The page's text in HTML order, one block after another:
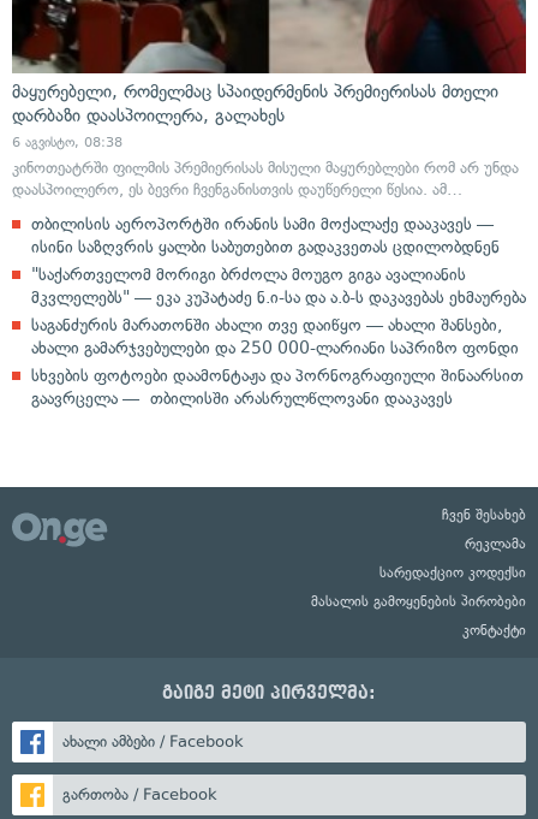
მაყურებელი, რომელმაც სპაიდერმენის პრემიერისას მთელი
დარბაზი დაასპოილერა, გალახეს
6 აგვისტო, 08:38
კინოთეატრში ფილმის პრემიერისას მისული მაყურებლები რომ არ უნდა
დაასპოილერო, ეს ბევრი ჩვენგანისთვის დაუწერელი წესია. ამ…
თბილისის აეროპორტში ირანის სამი მოქალაქე დააკავეს —
ისინი საზღვრის ყალბი საბუთებით გადაკვეთას ცდილობდნენ
"საქართველომ მორიგი ბრძოლა მოუგო გიგა ავალიანის
მკვლელებს" — ეკა კუპატაძე ნ.ი-სა და ა.ბ-ს დაკავებას ეხმაურება
საგანძურის მარათონში ახალი თვე დაიწყო — ახალი შანსები,
ახალი გამარჯვებულები და 250 000-ლარიანი საპრიზო ფონდი
სხვების ფოტოები დაამონტაჟა და პორნოგრაფიული შინაარსით
გაავრცელა — თბილისში არასრულწლოვანი დააკავეს
ჩვენ შესახებ
რეკლამა
სარედაქციო კოდექსი
მასალის გამოყენების პირობები
კონტაქტი
გაიგე მეტი პირველმა:
ახალი ამბები / Facebook
გართობა / Facebook